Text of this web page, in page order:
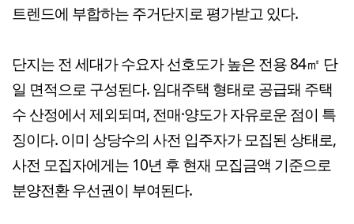
트렌드에 부합하는 주거단지로 평가받고 있다.
단지는 전 세대가 수요자 선호도가 높은 전용 84㎡ 단
일 면적으로 구성된다. 임대주택 형태로 공급돼 주택
수 산정에서 제외되며, 전매·양도가 자유로운 점이 특
징이다. 이미 상당수의 사전 입주자가 모집된 상태로,
사전 모집자에게는 10년 후 현재 모집금액 기준으로
분양전환 우선권이 부여된다.